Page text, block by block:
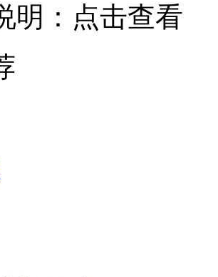
明： 点击查看